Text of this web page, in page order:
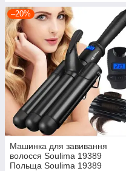
–20%
Машинка для завивання
волосся Soulima 19389
Польща Soulima 19389